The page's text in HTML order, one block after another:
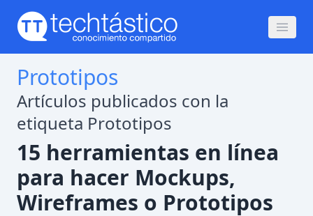
Prototipos
Artículos publicados con la
etiqueta Prototipos
15 herramientas en línea
para hacer Mockups,
Wireframes o Prototipos